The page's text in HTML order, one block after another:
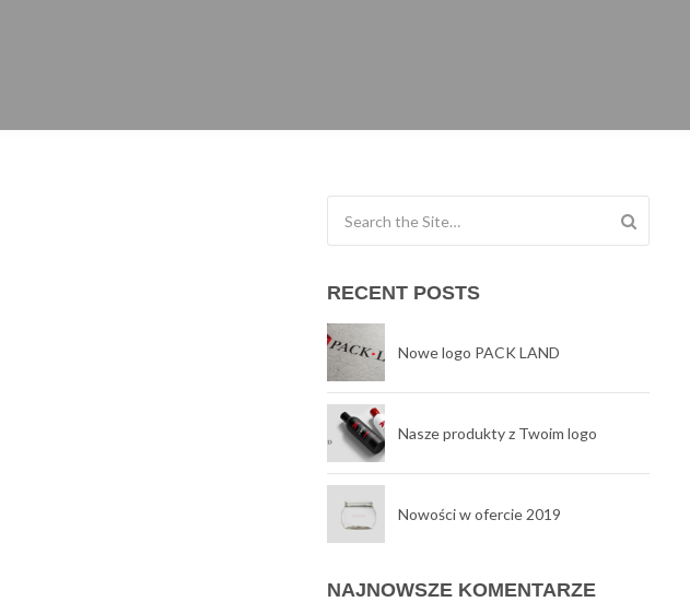
RECENT POSTS
Nowe logo PACK LAND
Nasze produkty z Twoim logo
Nowości w ofercie 2019
NAJNOWSZE KOMENTARZE